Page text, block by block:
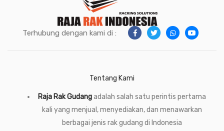
Terhubung dengan kami di :
Tentang Kami
Raja Rak Gudangadalah salah satu perintis pertama
kali yang menjual, menyediakan, dan menawarkan
berbagai jenis rak gudang di Indonesia